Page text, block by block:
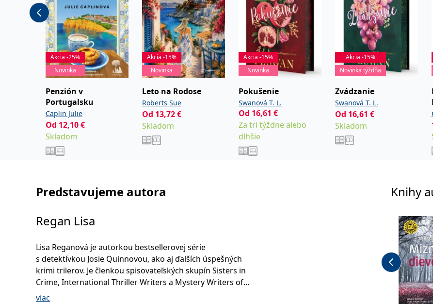
Akcia -25%
Novinka
Penzión v
Portugalsku
Caplin Julie
Od 12,10€
Skladom
Akcia -15%
Novinka
Leto na Rodose
Roberts Sue
Od 13,72€
Skladom
Akcia -15%
Novinka
Pokušenie
Swanová T. L.
Od 16,61 €
Za tri týždne alebo
dlhšie
Akcia -15%
Novinka týždňa
Zvádzanie
Swanová T. L.
Od 16,61 €
Skladom
Predstavujeme autora
Regan Lisa
Lisa Reganová je autorkou bestsellerovej série
s detektívkou Josie Quinnovou, ako aj ďalších úspešných
krimi trilerov. Je členkou spisovateľských skupín Sisters in
Crime, International Thriller Writers a Mystery Writers of
America.
viac
Knihy